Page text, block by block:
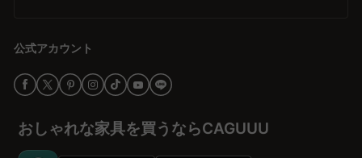
公式アカウント
おしゃれな家具を買うならCAGUUU